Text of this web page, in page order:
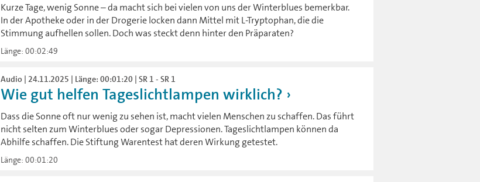
Kurze Tage, wenig Sonne – da macht sich bei vielen von uns der Winterblues bemerkbar.
In der Apotheke oder in der Drogerie locken dann Mittel mit L-Tryptophan, die die
Stimmung aufhellen sollen. Doch was steckt denn hinter den Präparaten?
Länge: 00:02:49
Audio | 24.11.2025 | Länge: 00:01:20 | SR 1 - SR 1
Wie gut helfen Tageslichtlampen wirklich?
Dass die Sonne oft nur wenig zu sehen ist, macht vielen Menschen zu schaffen. Das führt
nicht selten zum Winterblues oder sogar Depressionen. Tageslichtlampen können da
Abhilfe schaffen. Die Stiftung Warentest hat deren Wirkung getestet.
Länge: 00:01:20